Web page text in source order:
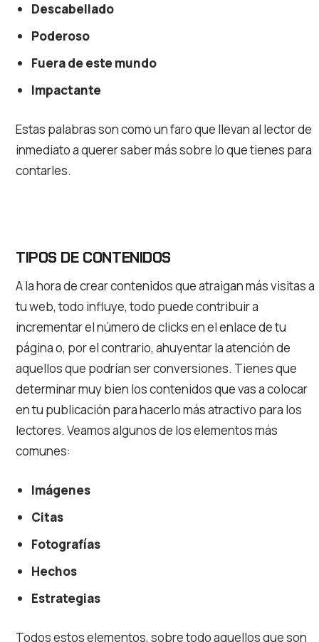
Descabellado
Poderoso
Fuera de este mundo
Impactante
Estas palabras son como un faro que llevan al lector de
inmediato a querer saber más sobre lo que tienes para
contarles.
TIPOS DE CONTENIDOS
A la hora de crear contenidos que atraigan más visitas a
tu web, todo influye, todo puede contribuir a
incrementar el número de clicks en el enlace de tu
página o, por el contrario, ahuyentar la atención de
aquellos que podrían ser conversiones. Tienes que
determinar muy bien los contenidos que vas a colocar
en tu publicación para hacerlo más atractivo para los
lectores. Veamos algunos de los elementos más
comunes:
Imágenes
Citas
Fotografías
Hechos
Estrategias
Todos estos elementos, sobre todo aquellos que son